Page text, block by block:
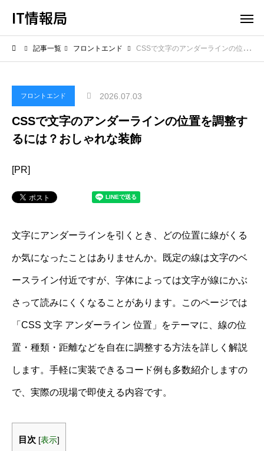
IT情報局
記事一覧 フロントエンド CSSで文字のアンダーラインの位置を調整するには？おしゃれな装飾
フロントエンド 2026.07.03
CSSで文字のアンダーラインの位置を調整す
るには？おしゃれな装飾
[PR]
文字にアンダーラインを引くとき、どの位置に線がくる
か気になったことはありませんか。既定の線は文字のベ
ースライン付近ですが、字体によっては文字が線にかぶ
さって読みにくくなることがあります。このページでは
「CSS 文字 アンダーライン 位置」をテーマに、線の位
置・種類・距離などを自在に調整する方法を詳しく解説
します。手軽に実装できるコード例も多数紹介しますの
で、実際の現場で即使える内容です。
目次 [表示]